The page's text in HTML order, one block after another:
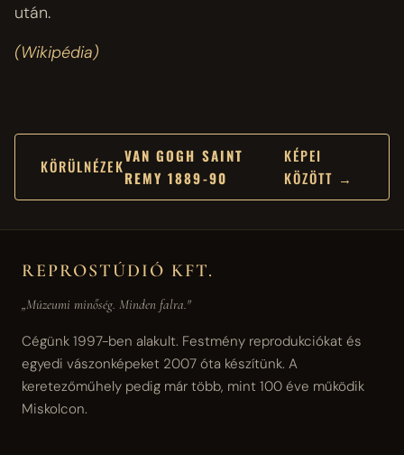
után.
(Wikipédia)
KÖRÜLNÉZEK
VAN GOGH SAINT
REMY 1889-90
KÉPEI
KÖZÖTT →
REPROSTÚDIÓ KFT.
„Múzeumi minőség. Minden falra."
Cégünk 1997-ben alakult. Festmény reprodukciókat és
egyedi vászonképeket 2007 óta készítünk. A
keretezőműhely pedig már több, mint 100 éve működik
Miskolcon.